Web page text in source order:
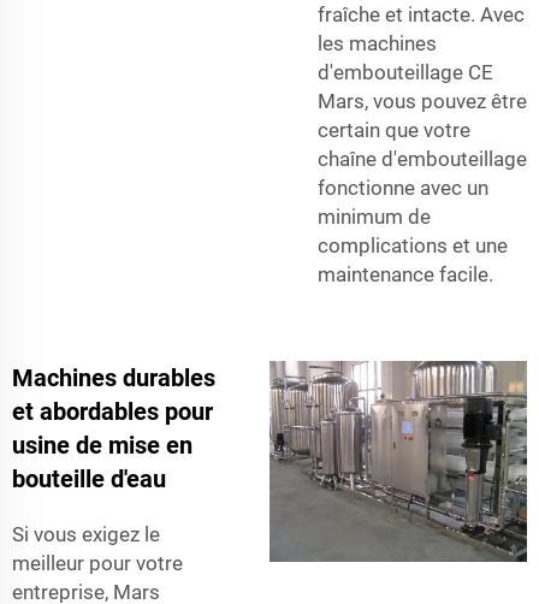
fraîche et intacte. Avec
les machines
d'embouteillage CE
Mars, vous pouvez être
certain que votre
chaîne d'embouteillage
fonctionne avec un
minimum de
complications et une
maintenance facile.
Machines durables
et abordables pour
usine de mise en
bouteille d'eau
Si vous exigez le
meilleur pour votre
entreprise, Mars